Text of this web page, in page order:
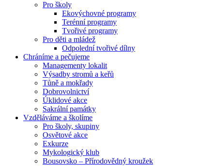
Pro školy
Ekovýchovné programy
Terénní programy
Tvořivé programy
Pro děti a mládež
Odpolední tvořivé dílny
Chráníme a pečujeme
Managementy lokalit
Výsadby stromů a keřů
Tůně a mokřady
Dobrovolnictví
Úklidové akce
Sakrální památky
Vzděláváme a školíme
Pro školy, skupiny
Osvětové akce
Exkurze
Mykologický klub
Bousovsko – Přírodovědný kroužek